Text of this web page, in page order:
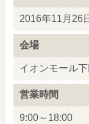
2016年11月26
会場
イオンモール下
営業時間
9:00～18:00